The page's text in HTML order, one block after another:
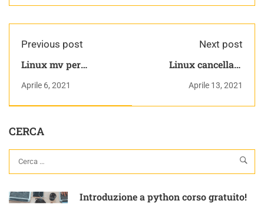
Previous post
Linux mv per
Aprile 6, 2021
Next post
Linux cancellare
Aprile 13, 2021
CERCA
Introduzione a python corso gratuito!